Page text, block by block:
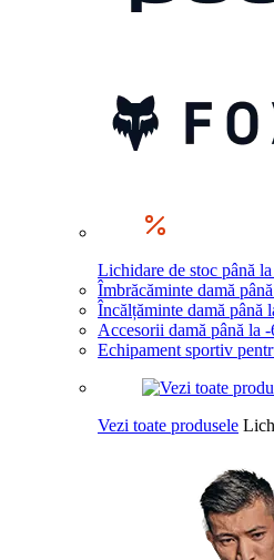
Lichidare de stoc până
Îmbrăcăminte damă
Încălțăminte damă până
Accesorii damă până la
Echipament sportiv
Vezi toate produsele